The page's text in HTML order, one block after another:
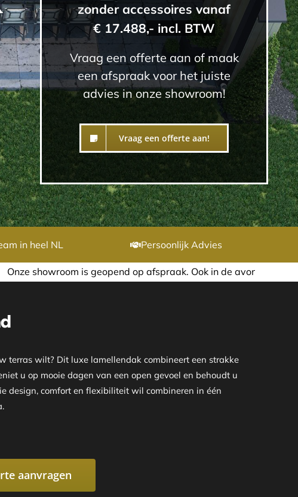
zonder accessoires vanaf
€ 17.488,- incl. BTW
Vraag een offerte aan of maak
een afspraak voor het juiste
advies in onze showroom!
Vraag een offerte aan!
in heel NL Persoonlijk Advies
op afspraak. Ook in de avond of in het weekend nemen wij
terras wilt? Dit luxe lamellendak combineert een strakke
u op mooie dagen van een open gevoel en behoudt u
design, comfort en flexibiliteit wil combineren in één
aanvragen